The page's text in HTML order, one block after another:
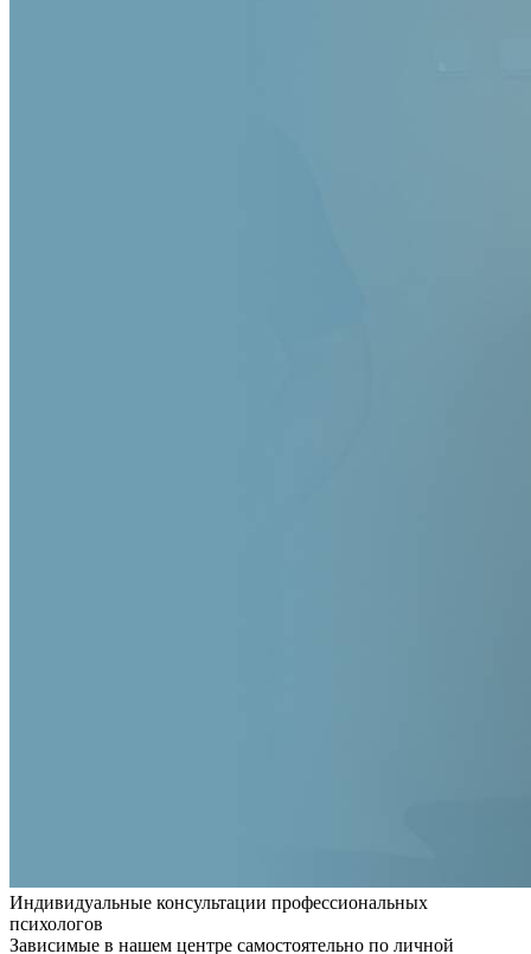
Индивидуальные консультации профессиональных
психологов
Зависимые в нашем центре самостоятельно по личной